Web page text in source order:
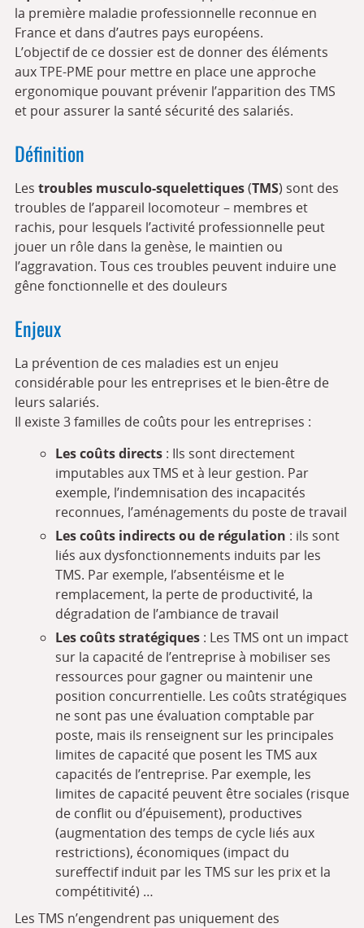
la première maladie professionnelle reconnue en
France et dans d’autres pays européens.
L’objectif de ce dossier est de donner des éléments
aux TPE-PME pour mettre en place une approche
ergonomique pouvant prévenir l’apparition des TMS
et pour assurer la santé sécurité des salariés.
Définition
Les troubles musculo-squelettiques(TMS) sont des
troubles de l’appareil locomoteur – membres et
rachis, pour lesquels l’activité professionnelle peut
jouer un rôle dans la genèse, le maintien ou
l’aggravation. Tous ces troubles peuvent induire une
gêne fonctionnelle et des douleurs
Enjeux
La prévention de ces maladies est un enjeu
considérable pour les entreprises et le bien-être de
leurs salariés.
Il existe 3 familles de coûts pour les entreprises :
Les coûts directs: Ils sont directement
imputables aux TMS et à leur gestion. Par
exemple, l’indemnisation des incapacités
reconnues, l’aménagements du poste de travail
Les coûts indirects ou de régulation : ils sont
liés aux dysfonctionnements induits par les
TMS. Par exemple, l’absentéisme et le
remplacement, la perte de productivité, la
dégradation de l’ambiance de travail
Les coûts stratégiques: Les TMS ont un impact
sur la capacité de l’entreprise à mobiliser ses
ressources pour gagner ou maintenir une
position concurrentielle. Les coûts stratégiques
ne sont pas une évaluation comptable par
poste, mais ils renseignent sur les principales
limites de capacité que posent les TMS aux
capacités de l’entreprise. Par exemple, les
limites de capacité peuvent être sociales (risque
de conflit ou d’épuisement), productives
(augmentation des temps de cycle liés aux
restrictions), économiques (impact du
sureffectif induit par les TMS sur les prix et la
compétitivité) …
Les TMS n’engendrent pas uniquement des